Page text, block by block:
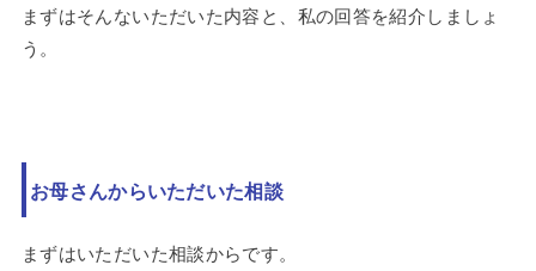
まずはそんないただいた内容と、私の回答を紹介しましょ
う。
お母さんからいただいた相談
まずはいただいた相談からです。